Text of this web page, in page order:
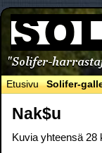
Etusivu Solifer-
Nak$u
Kuvia yhteensä 28